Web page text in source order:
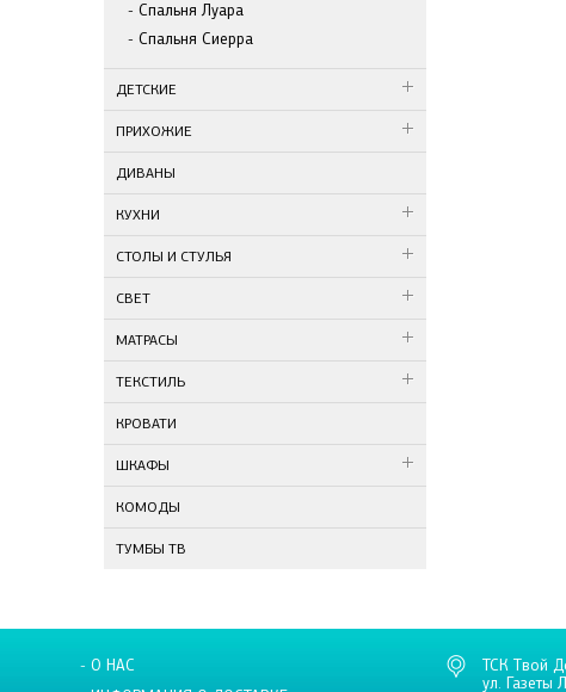
Спальня Луара
Спальня Сиерра
ДЕТСКИЕ
ПРИХОЖИЕ
ДИВАНЫ
КУХНИ
СТОЛЫ И СТУЛЬЯ
СВЕТ
МАТРАСЫ
ТЕКСТИЛЬ
КРОВАТИ
ШКАФЫ
КОМОДЫ
ТУМБЫ ТВ
- О НАС
ТСК Твой
ул. Газеты